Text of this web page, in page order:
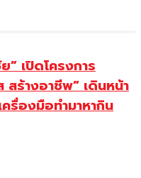
เปิดโครงการ
สร้างอาชีพ” เดินหน้า
รื่องมือทำมาหากิน